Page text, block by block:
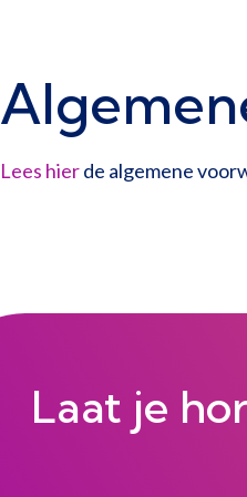
Lees hierde algemene
Laat je